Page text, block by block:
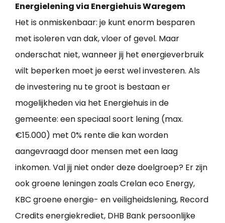
Energielening via Energiehuis Waregem
Het is onmiskenbaar: je kunt enorm besparen
met isoleren van dak, vloer of gevel. Maar
onderschat niet, wanneer jij het energieverbruik
wilt beperken moet je eerst wel investeren. Als
de investering nu te groot is bestaan er
mogelijkheden via het Energiehuis in de
gemeente: een speciaal soort lening (max.
€15.000) met 0% rente die kan worden
aangevraagd door mensen met een laag
inkomen. Val jij niet onder deze doelgroep? Er zijn
ook groene leningen zoals Crelan eco Energy,
KBC groene energie- en veiligheidslening, Record
Credits energiekrediet, DHB Bank persoonlijke